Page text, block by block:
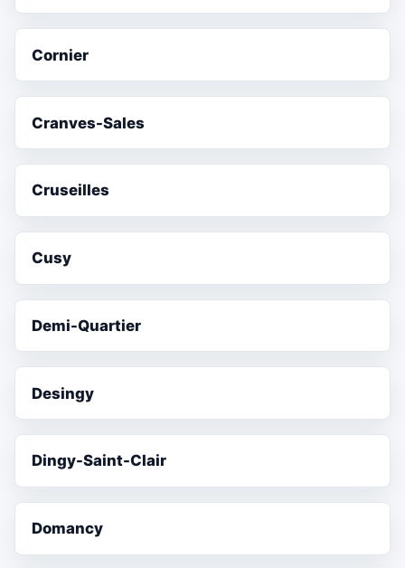
Cornier
Cranves-Sales
Cruseilles
Cusy
Demi-Quartier
Desingy
Dingy-Saint-Clair
Domancy